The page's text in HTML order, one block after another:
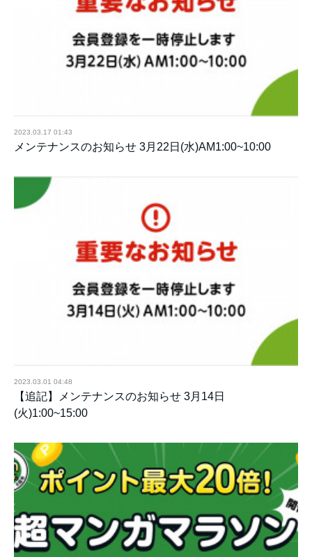
2023.03.17 01:43
メンテナンスのお知らせ 3月22日(水)AM1:00~10:00
2023.03.01 04:48
【追記】メンテナンスのお知らせ 3月14日
(火)1:00~15:00